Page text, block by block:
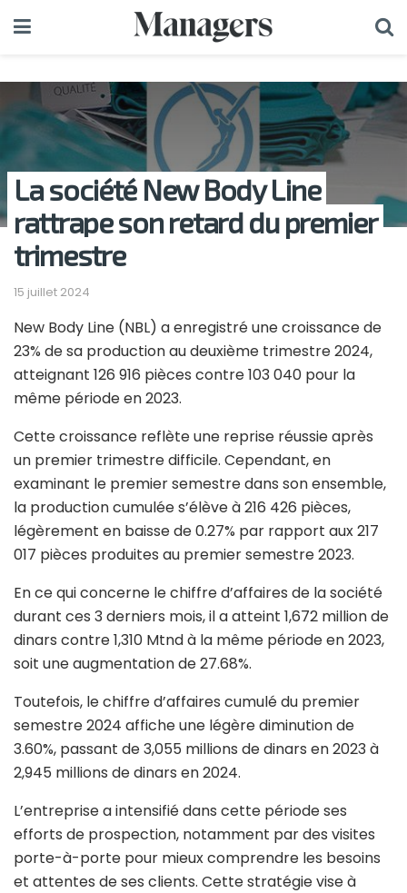
La société New Body Line
rattrape son retard du premier
trimestre
15 juillet 2024
New Body Line (NBL) a enregistré une croissance de
23% de sa production au deuxième trimestre 2024,
atteignant 126 916 pièces contre 103 040 pour la
même période en 2023.
Cette croissance reflète une reprise réussie après
un premier trimestre difficile. Cependant, en
examinant le premier semestre dans son ensemble,
la production cumulée s’élève à 216 426 pièces,
légèrement en baisse de 0.27% par rapport aux 217
017 pièces produites au premier semestre 2023.
En ce qui concerne le chiffre d’affaires de la société
durant ces 3 derniers mois, il a atteint 1,672 million de
dinars contre 1,310 Mtnd à la même période en 2023,
soit une augmentation de 27.68%.
Toutefois, le chiffre d’affaires cumulé du premier
semestre 2024 affiche une légère diminution de
3.60%, passant de 3,055 millions de dinars en 2023 à
2,945 millions de dinars en 2024.
L’entreprise a intensifié dans cette période ses
efforts de prospection, notamment par des visites
porte-à-porte pour mieux comprendre les besoins
et attentes de ses clients. Cette stratégie vise à